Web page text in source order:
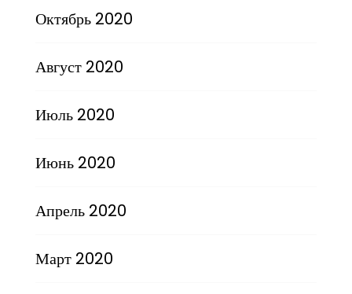
Октябрь 2020
Август 2020
Июль 2020
Июнь 2020
Апрель 2020
Март 2020